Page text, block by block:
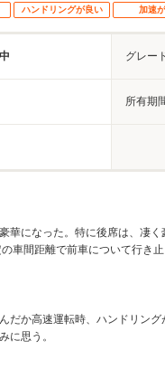
ハンドリングが良い 加速
グレー
所有期
華になった。特に後席は、凄
車間距離で前車について行き
だか高速運転時、ハンドリン
に思う。